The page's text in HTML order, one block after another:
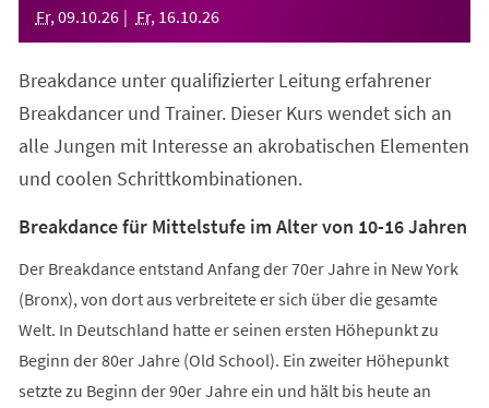
Fr, 09.10.26 Fr, 16.10.26
Breakdance unter qualifizierter Leitung erfahrener
Breakdancer und Trainer. Dieser Kurs wendet sich an
alle Jungen mit Interesse an akrobatischen Elementen
und coolen Schrittkombinationen.
Breakdance für Mittelstufe im Alter von 10-16 Jahren
Der Breakdance entstand Anfang der 70er Jahre in New York
(Bronx), von dort aus verbreitete er sich über die gesamte
Welt. In Deutschland hatte er seinen ersten Höhepunkt zu
Beginn der 80er Jahre (Old School). Ein zweiter Höhepunkt
setzte zu Beginn der 90er Jahre ein und hält bis heute an